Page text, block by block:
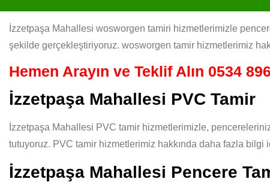
İzzetpaşa Mahallesi wosworgen tamiri hizmetlerimizle
şekilde gerçekleştiriyoruz. wosworgen tamir hizmetlerimiz
Hemen Arayın ve Teklif Alın 0534
İzzetpaşa Mahallesi PVC Tamir
İzzetpaşa Mahallesi PVC tamir hizmetlerimizle,
tutuyoruz. PVC tamir hizmetlerimiz hakkında daha fazla bilgi
İzzetpaşa Mahallesi Pencere